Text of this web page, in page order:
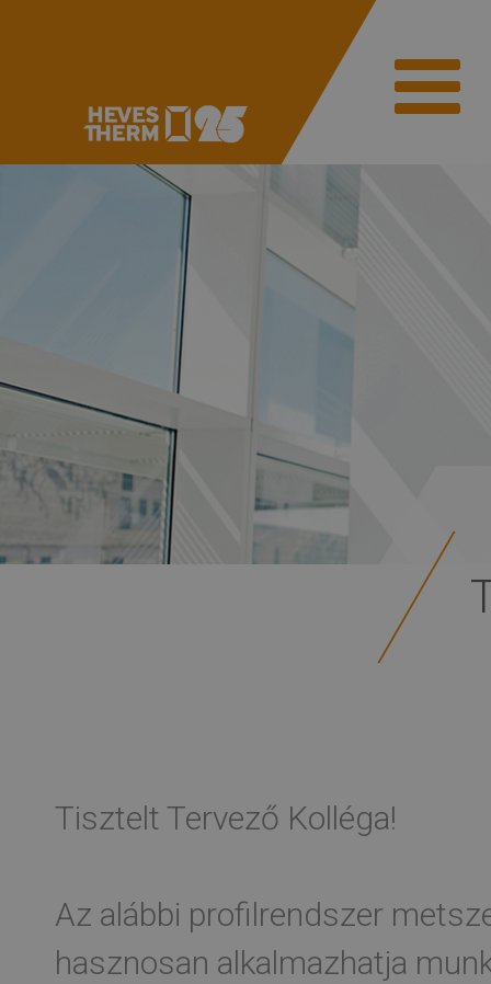
Tisztelt Tervező Kolléga!
Az alábbi profilrendszer
hasznosan alkalmazhatja